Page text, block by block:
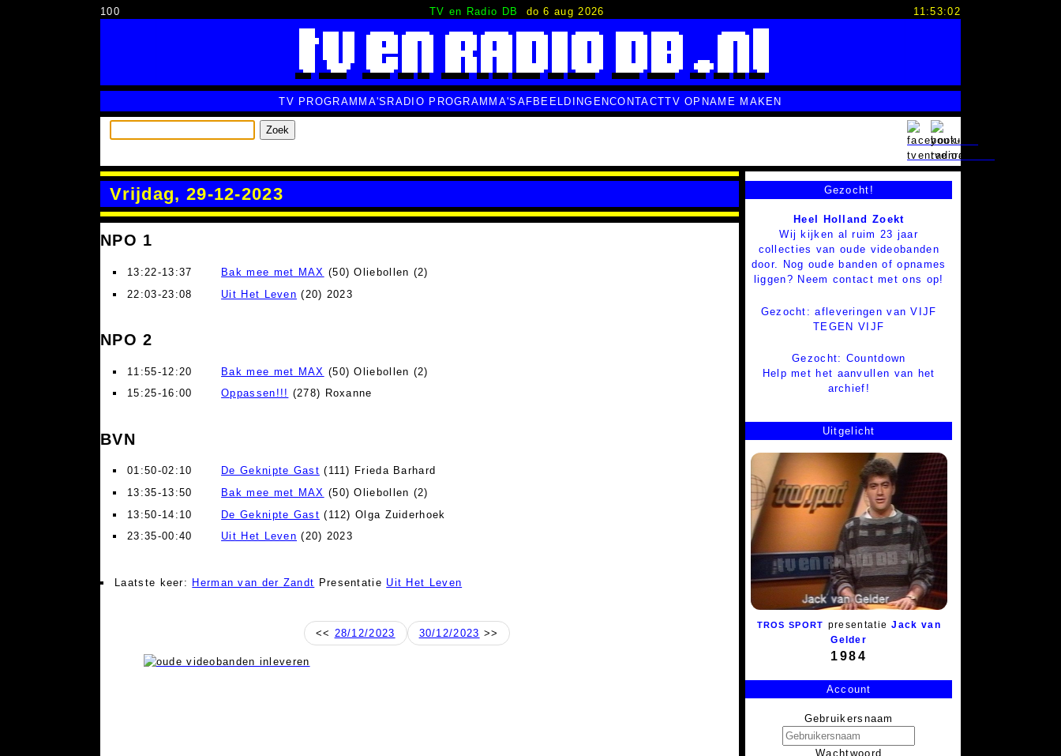
100 TV en Radio DB do 6 aug 2026 11:53:03
TV PROGRAMMA'S RADIO PROGRAMMA'S AFBEELDINGENCONTACTTV OPNAME MAKEN
Zoek
Vrijdag, 29-12-2023
NPO 1
13:22-13:37 Bak mee met MAX (50) Oliebollen (2)
22:03-23:08
Uit Het Leven (20) 2023
NPO 2
11:55-12:20 Bak mee met MAX (50) Oliebollen (2)
15:25-16:00
Oppassen!!! (278) Roxanne
BVN
01:50-02:10 De Geknipte Gast (111) Frieda Barhard
13:35-13:50
Bak mee met MAX (50) Oliebollen (2)
13:50-14:10
De Geknipte Gast (112) Olga Zuiderhoek
23:35-00:40
Uit Het Leven (20) 2023
Laatste keer: Herman van der Zandt Presentatie Uit Het Leven
<< 28/12/2023 30/12/2023 >>
Gezocht!
Heel Holland Zoekt
Wij kijken al ruim 23 jaar
collecties van oude videobanden
door. Nog oude banden of opnames
liggen? Neem contact met ons op!
Gezocht: afleveringen van VIJF
TEGEN VIJF
Gezocht: Countdown
Help met het aanvullen van het
archief!
Uitgelicht
TROS SPORT presentatie Jack van
Gelder
1984
Account
Gebruikersnaam
Wachtwoord